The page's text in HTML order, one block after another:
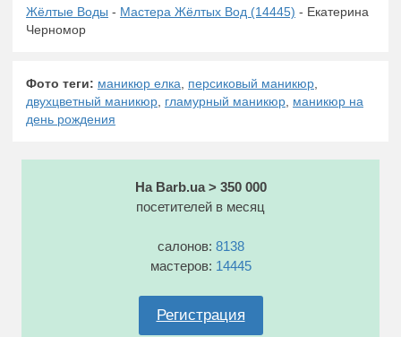
Жёлтые Воды - Мастера Жёлтых Вод (14445) - Екатерина
Черномор
Фото теги: маникюр елка персиковый маникюр
двухцветный маникюр гламурный маникюр маникюр на
день рождения
На Barb.ua > 350 000
посетителей в месяц
салонов: 8138
мастеров: 14445
Регистрация